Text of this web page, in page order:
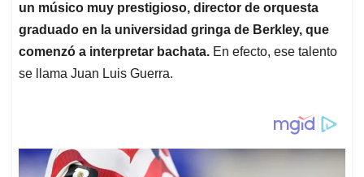
un músico muy prestigioso, director de orquesta
graduado en la universidad gringa de Berkley, que
comenzó a interpretar bachata. En efecto, ese talento
se llama Juan Luis Guerra.